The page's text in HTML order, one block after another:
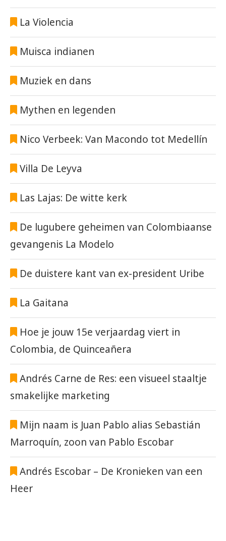
La Violencia
Muisca indianen
Muziek en dans
Mythen en legenden
Nico Verbeek: Van Macondo tot Medellín
Villa De Leyva
Las Lajas: De witte kerk
De lugubere geheimen van Colombiaanse
gevangenis La Modelo
De duistere kant van ex-president Uribe
La Gaitana
Hoe je jouw 15e verjaardag viert in
Colombia, de Quinceañera
Andrés Carne de Res: een visueel staaltje
smakelijke marketing
Mijn naam is Juan Pablo alias Sebastián
Marroquín, zoon van Pablo Escobar
Andrés Escobar – De Kronieken van een
Heer